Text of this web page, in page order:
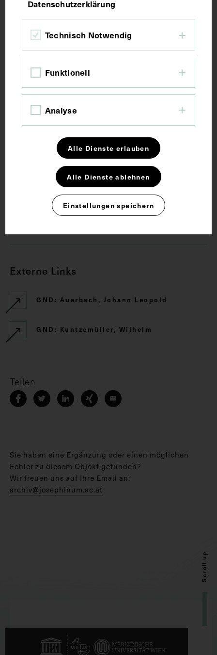
Bildmaß 10,5 x 6,4 cm
Bildmaß inkl. Untergrund 12,6 x 7,7 cm
Kurzbeschreibung
Fotograf, Baden-Baden, angefertigt.
Schlagwörter
Hals-Nasen-Ohren-Heilkunde
Externe Links
GND: Auerbach, Johann Leopold
GND: Kuntzemüller, Wilhelm
Teilen
Sie haben eine Ergänzung oder einen möglichen
Fehler zu diesem Objekt gefunden?
Wir freuen uns auf Ihre Email an:
archiv@josephinum.ac.at
Scroll up
Datenschutzerklärung
Technisch Notwendig
Funktionell
Analyse
Alle Dienste erlauben
Alle Dienste ablehnen
Einstellungen speichern